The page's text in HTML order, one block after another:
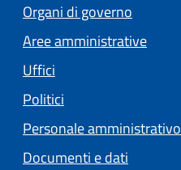
Organi di governo
Aree amministrative
Uffici
Politici
Personale amministrativo
Documenti e dati